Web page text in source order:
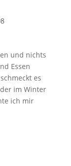
und nichts
Essen
es
im Winter
ich mir